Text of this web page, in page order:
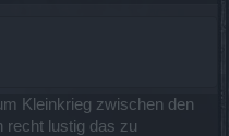
Kleinkrieg zwischen den
recht lustig das zu